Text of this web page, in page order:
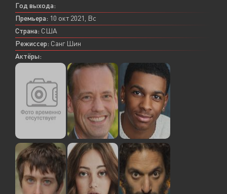
Год выхода:
Премьера: 10 окт 2021, Вс
Страна: США
Режиссер: Санг Шин
Актёры: